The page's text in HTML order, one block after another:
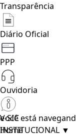
Transparência
Diário Oficial
PPP
Ouvidoria
e-SIC
INSTITUCIONAL ▼
Você está
Home